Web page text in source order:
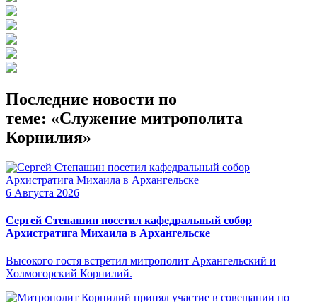
Последние новости по
теме: «Служение митрополита
Корнилия»
6 Августа 2026
Сергей Степашин посетил кафедральный собор
Архистратига Михаила в Архангельске
Высокого гостя встретил митрополит Архангельский и
Холмогорский Корнилий.